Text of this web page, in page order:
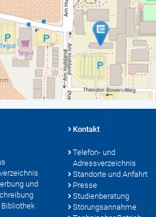
und
Kontakt
Telefon- und
Adressverzeichnis
Standorte und Anfahrt
Presse
Studienberatung
Störungsannahme